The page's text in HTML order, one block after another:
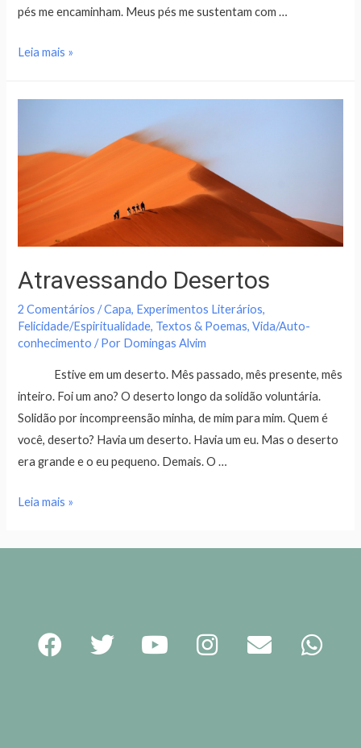
pés me encaminham. Meus pés me sustentam com …
Leia mais »
Atravessando Desertos
2 Comentários /Capa, Experimentos Literários,
Felicidade/Espiritualidade, Textos & Poemas,Vida/Auto-
conhecimento / Por Domingas Alvim
Estive em um deserto. Mês passado, mês presente, mês
inteiro. Foi um ano? O deserto longo da solidão voluntária.
Solidão por incompreensão minha, de mim para mim. Quem é
você, deserto? Havia um deserto. Havia um eu. Mas o deserto
era grande e o eu pequeno. Demais. O …
Leia mais »